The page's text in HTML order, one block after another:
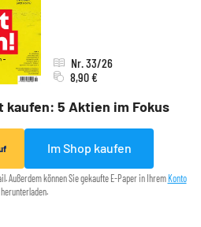
kaufen: 5 Aktien im Fokus
Nr. 33/26
8,90 €
Im Shop kaufen
Außerdem können Sie gekaufte E-Paper in IhremKonto
herunterladen.